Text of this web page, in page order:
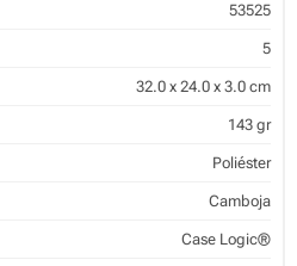
53525
5
32.0 x 24.0 x 3.0 cm
143 gr
Poliéster
Camboja
Case Logic®